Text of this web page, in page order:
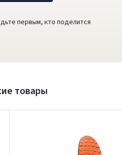
первым, кто поделится
товары